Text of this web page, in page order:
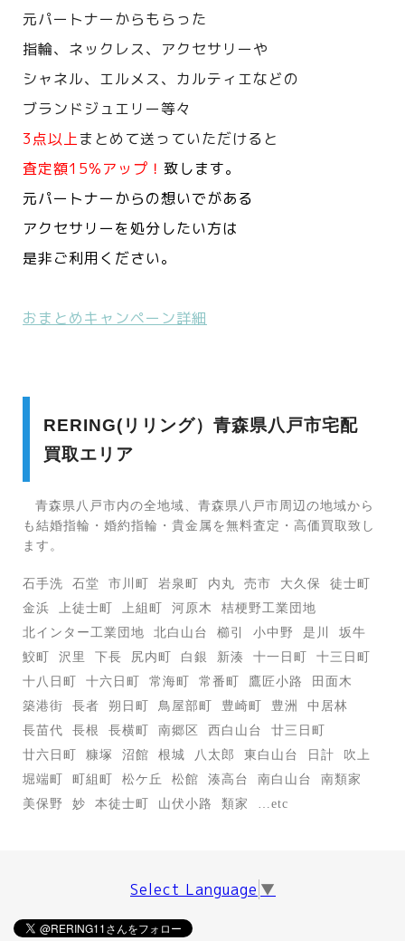
元パートナーからもらった
指輪、ネックレス、アクセサリーや
シャネル、エルメス、カルティエなどの
ブランドジュエリー等々
3点以上まとめて送っていただけると
査定額15%アップ！ 致します。
元パートナーからの想いでがある
アクセサリーを処分したい方は
是非ご利用ください。
おまとめキャンペーン詳細
RERING(リリング）青森県八戸市宅配
買取エリア
青森県八戸市内の全地域、青森県八戸市周辺の地域から
も結婚指輪・婚約指輪・貴金属を無料査定・高価買取致し
ます。
石手洗 石堂 市川町 岩泉町 内丸 売市 大久保
徒士町
金浜
上徒士町 上組町 河原木
桔梗野工業団地
北インター工業団地
北白山台 櫛引 小中野 是川
坂牛
鮫町
沢里 下長 尻内町 白銀 新湊 十一日町
十三日町
十八日町
十六日町 常海町 常番町 鷹匠小路
田面木
築港街
長者 朔日町 鳥屋部町 豊崎町 豊洲
中居林
長苗代
長根 長横町 南郷区 西白山台
廿三日町
廿六日町
糠塚 沼館 根城 八太郎 東白山台 日計
吹上
堀端町
町組町 松ケ丘 松館 湊高台 南白山台
南類家
美保野
妙 本徒士町 山伏小路 類家 …etc
Select Language ▼